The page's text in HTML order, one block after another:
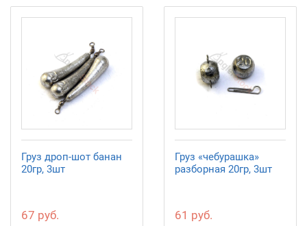
Груз дроп-шот банан
20гр, 3шт
67 руб.
Груз «чебурашка»
разборная 20гр, 3шт
61 руб.